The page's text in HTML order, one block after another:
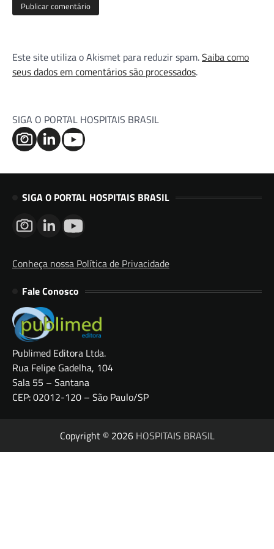
Este site utiliza o Akismet para reduzir spam.Saiba como
seus dados em comentários são processados.
SIGA O PORTAL HOSPITAIS BRASIL
SIGA O PORTAL HOSPITAIS BRASIL
Conheça nossa Política de Privacidade
Fale Conosco
Publimed Editora Ltda.
Rua Felipe Gadelha, 104
Sala 55 – Santana
CEP: 02012-120 – São Paulo/SP
Copyright © 2026 HOSPITAIS BRASIL